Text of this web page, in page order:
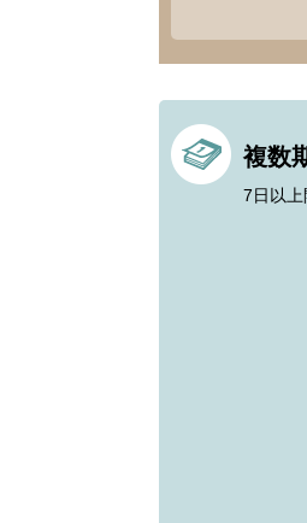
複数
7日以